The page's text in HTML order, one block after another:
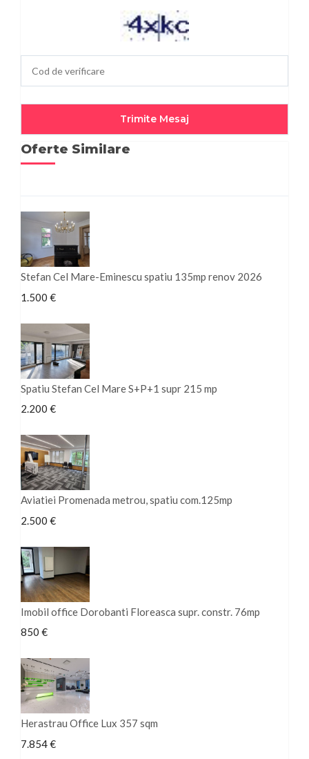
Oferte Similare
Stefan Cel Mare-Eminescu spatiu 135mp renov 2026
1.500 €
Spatiu Stefan Cel Mare S+P+1 supr 215 mp
2.200 €
Aviatiei Promenada metrou, spatiu com.125mp
2.500 €
Imobil office Dorobanti Floreasca supr. constr. 76mp
850 €
Herastrau Office Lux 357 sqm
7.854 €